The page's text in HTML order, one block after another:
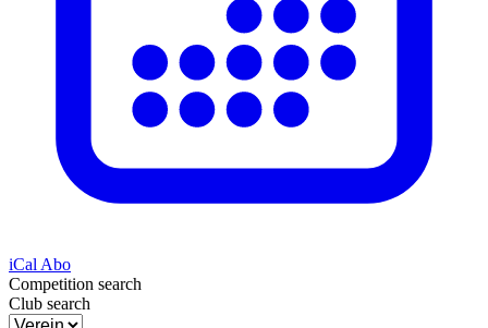
iCal Abo
Competition search
Club search